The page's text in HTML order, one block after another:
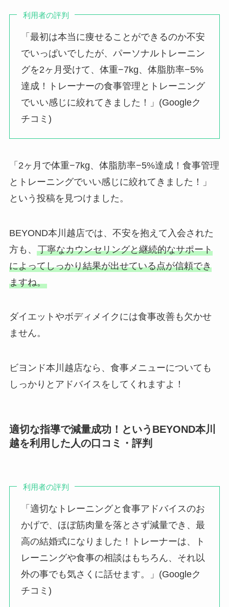
利用者の評判
「最初は本当に痩せることができるのか不安
でいっぱいでしたが、パーソナルトレーニン
グを2ヶ月受けて、体重−7kg、体脂肪率−5%
達成！トレーナーの食事管理とトレーニング
でいい感じに絞れてきました！」(Googleク
チコミ)
「2ヶ月で体重−7kg、体脂肪率−5%達成！食事管理
とトレーニングでいい感じに絞れてきました！」
という投稿を見つけました。
BEYOND本川越店では、不安を抱えて入会された
方も、 丁寧なカウンセリングと継続的なサポート
によってしっかり結果が出せている点が信頼でき
ますね。
ダイエットやボディメイクには食事改善も欠かせ
ません。
ビヨンド本川越店なら、食事メニューについても
しっかりとアドバイスをしてくれますよ！
適切な指導で減量成功！というBEYOND本川
越を利用した人の口コミ・評判
利用者の評判
「適切なトレーニングと食事アドバイスのお
かげで、ほぼ筋肉量を落とさず減量でき、最
高の結婚式になりました！トレーナーは、ト
レーニングや食事の相談はもちろん、それ以
外の事でも気さくに話せます。」(Googleク
チコミ)